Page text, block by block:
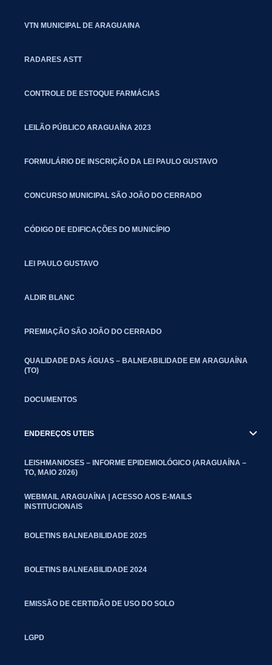
VTN MUNICIPAL DE ARAGUAINA
RADARES ASTT
CONTROLE DE ESTOQUE FARMÁCIAS
LEILÃO PÚBLICO ARAGUAÍNA 2023
FORMULÁRIO DE INSCRIÇÃO DA LEI PAULO GUSTAVO
CONCURSO MUNICIPAL SÃO JOÃO DO CERRADO
CÓDIGO DE EDIFICAÇÕES DO MUNICÍPIO
LEI PAULO GUSTAVO
ALDIR BLANC
PREMIAÇÃO SÃO JOÃO DO CERRADO
QUALIDADE DAS ÁGUAS – BALNEABILIDADE EM ARAGUAÍNA
(TO)
DOCUMENTOS
ENDEREÇOS UTEIS
LEISHMANIOSES – INFORME EPIDEMIOLÓGICO (ARAGUAÍNA –
TO, MAIO 2026)
WEBMAIL ARAGUAÍNA | ACESSO AOS E-MAILS
INSTITUCIONAIS
BOLETINS BALNEABILIDADE 2025
BOLETINS BALNEABILIDADE 2024
EMISSÃO DE CERTIDÃO DE USO DO SOLO
LGPD